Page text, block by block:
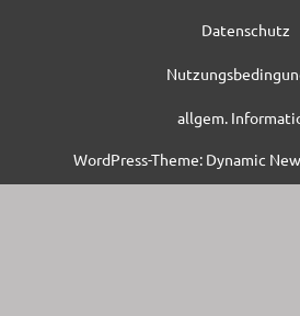
Datenschutz
allgem.
WordPress-Theme: Dynamic